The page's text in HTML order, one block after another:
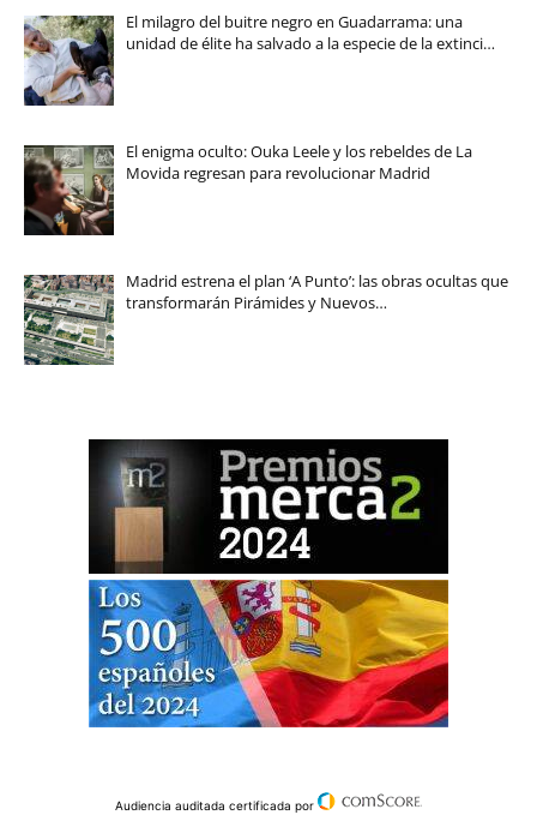
El milagro del buitre negro en Guadarrama: una
unidad de élite ha salvado a la especie de la extinci…
El enigma oculto: Ouka Leele y los rebeldes de La
Movida regresan para revolucionar Madrid
Madrid estrena el plan ‘A Punto’: las obras ocultas que
transformarán Pirámides y Nuevos…
Audiencia auditada certificada por